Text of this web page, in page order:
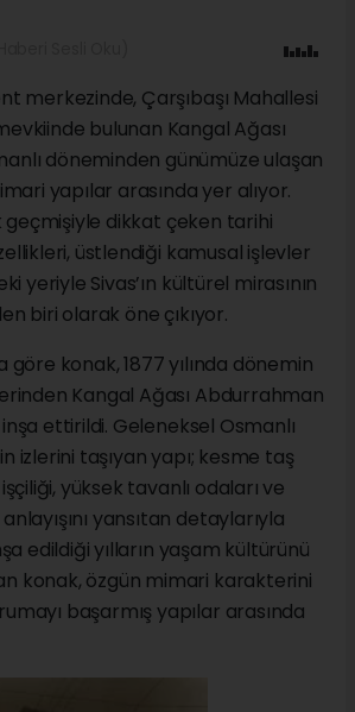
merkezinde, Çarşıbaşı Mahallesi
bulunan Kangal Ağası
döneminden günümüze ulaşan
yapılar arasında yer alıyor.
geçmişiyle dikkat çeken tarihi
üstlendiği kamusal işlevler
yeriyle Sivas’ın kültürel mirasının
biri olarak öne çıkıyor.
konak, 1877 yılında dönemin
Kangal Ağası Abdurrahman
ettirildi. Geleneksel Osmanlı
izlerini taşıyan yapı; kesme taş
yüksek tavanlı odaları ve
yansıtan detaylarıyla
edildiği yılların yaşam kültürünü
konak, özgün mimari karakterini
başarmış yapılar arasında